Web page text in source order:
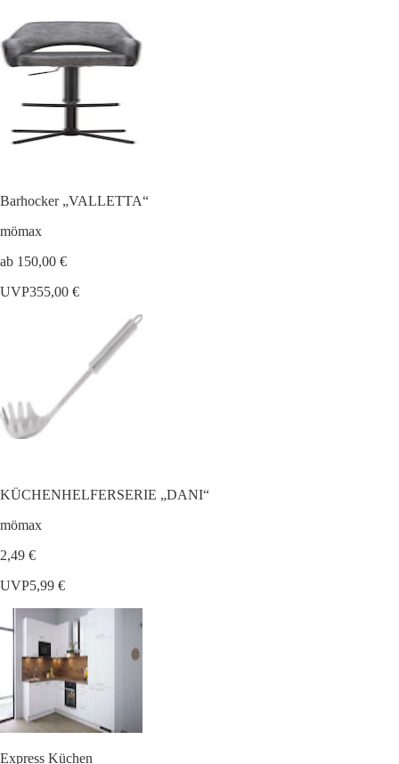
Barhocker „VALLETTA“
mömax
ab 150,00 €
UVP355,00 €
KÜCHENHELFERSERIE „DANI“
mömax
2,49 €
UVP5,99 €
Express Küchen